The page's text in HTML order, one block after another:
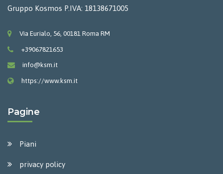
Gruppo Kosmos P.IVA: 18138671005
Via Eurialo, 56, 00181 Roma RM
+39067821653
info@ksm.it
https://www.ksm.it
Pagine
Piani
privacy policy